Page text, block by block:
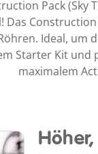
Pack
Das
Ideal,
Starter Kit und
maximalem